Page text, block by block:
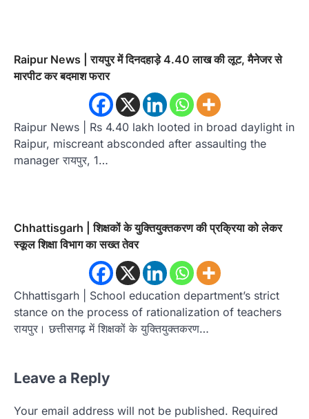
Raipur News | रायपुर में दिनदहाड़े 4.40 लाख की लूट, मैनेजर से
मारपीट कर बदमाश फरार
Raipur News | Rs 4.40 lakh looted in broad daylight in
Raipur, miscreant absconded after assaulting the
manager रायपुर, 1…
Chhattisgarh | शिक्षकों के युक्तियुक्तकरण की प्रक्रिया को लेकर
स्कूल शिक्षा विभाग का सख्त तेवर
Chhattisgarh | School education department’s strict
stance on the process of rationalization of teachers
रायपुर। छत्तीसगढ़ में शिक्षकों के युक्तियुक्तकरण…
Leave a Reply
Your email address will not be published. Required